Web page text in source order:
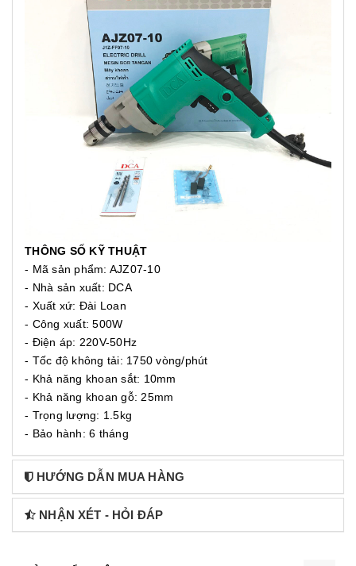
THÔNG SỐ KỸ THUẬT
- Mã sản phẩm: AJZ07-10
- Nhà sản xuất: DCA
- Xuất xứ: Đài Loan
- Công xuất: 500W
- Điện áp: 220V-50Hz
- Tốc độ không tải: 1750 vòng/phút
- Khả năng khoan sắt: 10mm
- Khả năng khoan gỗ: 25mm
- Trọng lượng: 1.5kg
- Bảo hành: 6 tháng
HƯỚNG DẪN MUA HÀNG
NHẬN XÉT - HỎI ĐÁP